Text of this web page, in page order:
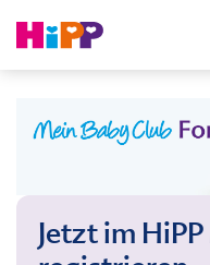
Jetzt im